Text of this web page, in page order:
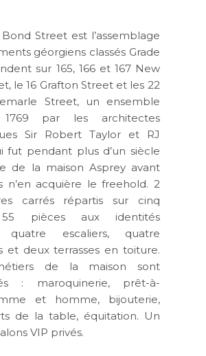
Street est l’assemblage
géorgiens classés Grade
sur 165, 166 et 167 New
le 16 Grafton Street et les 22
Street, un ensemble
par les architectes
Sir Robert Taylor et RJ
fut pendant plus d’un siècle
de la maison Asprey avant
n’en acquière le freehold. 2
carrés répartis sur cinq
55 pièces aux identités
quatre escaliers, quatre
et deux terrasses en toiture.
de la maison sont
: maroquinerie, prêt-à-
et homme, bijouterie,
de la table, équitation. Un
VIP privés.